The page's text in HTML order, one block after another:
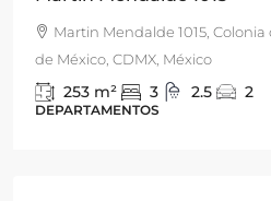
Martin Mendalde 1015,
de México, CDMX, México
253 m² 3 2.5 2
DEPARTAMENTOS